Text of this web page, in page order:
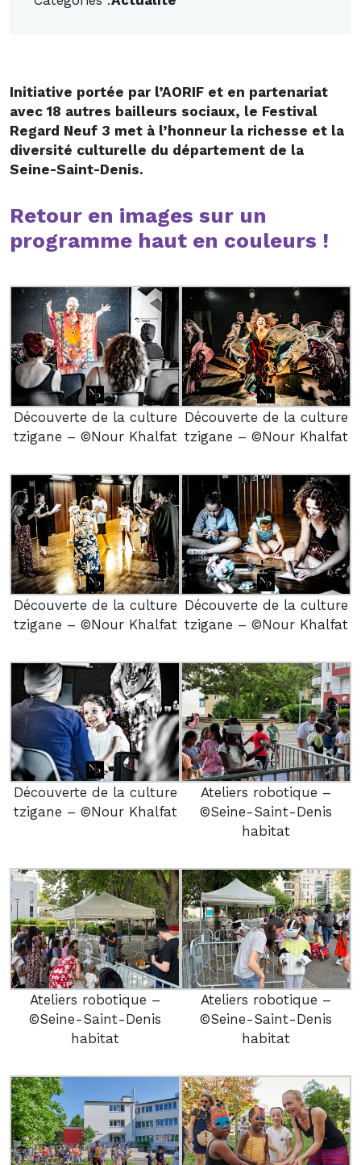
Initiative portée par l’AORIF et en partenariat
avec 18 autres bailleurs sociaux, le Festival
Regard Neuf 3 met à l’honneur la richesse et la
diversité culturelle du département de la
Seine-Saint-Denis.
Retour en images sur un
programme haut en couleurs !
Découverte de la culture
tzigane – ©Nour Khalfat
Découverte de la culture
tzigane – ©Nour Khalfat
Découverte de la culture
tzigane – ©Nour Khalfat
Découverte de la culture
tzigane – ©Nour Khalfat
Découverte de la culture
tzigane – ©Nour Khalfat
Ateliers robotique –
©Seine-Saint-Denis
habitat
Ateliers robotique –
©Seine-Saint-Denis
habitat
Ateliers robotique –
©Seine-Saint-Denis
habitat